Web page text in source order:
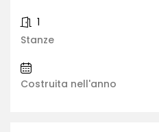
Stanze
1
Costruita nell'anno